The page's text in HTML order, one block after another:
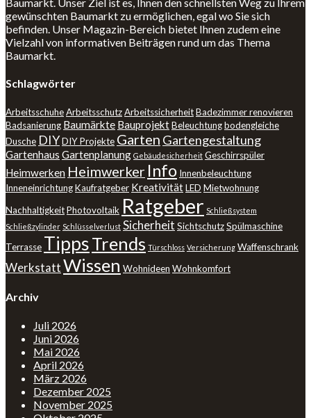
gewünschten Baumarkt zu ermöglichen, egal wo Sie sich
befinden. Unser Magazin-Bereich bietet Ihnen zudem eine
Vielzahl von informativen Beiträgen rund um das Thema
Baumarkt.
Schlagwörter
ArbeitsschuheArbeitsschutzArbeitssicherheitBadezimmer renovieren
Badsanierung Baumärkte BauprojektBeleuchtungbodengleiche
Dusche DIYDIY Projekte Garten Gartengestaltung
Gartenhaus Gartenplanung Gebäudesicherheit Geschirrspüler
Heimwerken Heimwerker Info Innenbeleuchtung
InneneinrichtungKaufratgeber KreativitätLED Mietwohnung
NachhaltigkeitPhotovoltaik Ratgeber Schließsystem
Schließzylinder Schlüsselverlust Sicherheit SichtschutzSpülmaschine
Terrasse TippsTrends Türschloss Versicherung Waffenschrank
WerkstattWissen Wohnideen Wohnkomfort
Archiv
Juli 2026
Juni 2026
Mai 2026
April 2026
März 2026
Dezember 2025
November 2025